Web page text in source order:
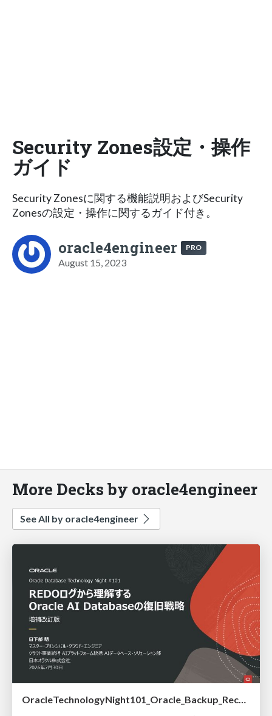
Security Zones設定・操作
ガイド
Security Zonesに関する機能説明およびSecurity
Zonesの設定・操作に関するガイド付き。
oracle4engineer PRO
August 15, 2023
More Decks by oracle4engineer
See All by oracle4engineer
OracleTechnologyNight101_Oracle_Backup_Recovery_Strategy_from_REDO_UNDO